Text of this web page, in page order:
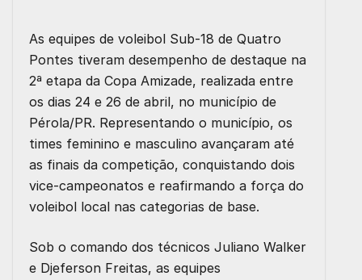
As equipes de voleibol Sub-18 de Quatro
Pontes tiveram desempenho de destaque na
2ª etapa da Copa Amizade, realizada entre
os dias 24 e 26 de abril, no município de
Pérola/PR. Representando o município, os
times feminino e masculino avançaram até
as finais da competição, conquistando dois
vice-campeonatos e reafirmando a força do
voleibol local nas categorias de base.
Sob o comando dos técnicos Juliano Walker
e Djeferson Freitas, as equipes